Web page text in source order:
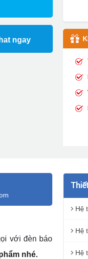
ngay
với đèn báo
nhé.
Hệ
Hệ
Hệ